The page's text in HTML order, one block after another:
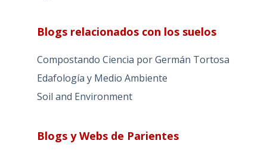
Blogs relacionados con los suelos
Compostando Ciencia por Germán Tortosa
Edafología y Medio Ambiente
Soil and Environment
Blogs y Webs de Parientes